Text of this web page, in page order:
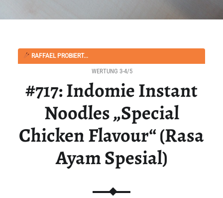
RAFFAEL PROBIERT...
#717: Indomie Instant
Noodles „Special
Chicken Flavour“ (Rasa
Ayam Spesial)
WERTUNG 3-4/5